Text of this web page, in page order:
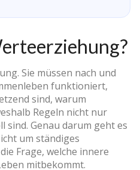
Sie müssen nach und
funktioniert,
sind, warum
Regeln nicht nur
Genau darum geht es
um ständiges
Frage, welche innere
mitbekommt.